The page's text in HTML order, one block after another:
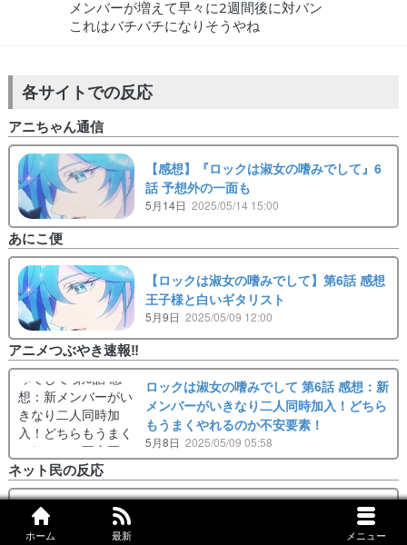
ホーム 最新 メニュー
メンバーが増えて早々に2週間後に対バン
これはバチバチになりそうやね
各サイトでの反応
アニちゃん通信
【感想】『ロックは淑女の嗜みでして』6
話 予想外の一面も
5月14日 2025/05/14 15:00
あにこ便
【ロックは淑女の嗜みでして】第6話 感想
王子様と白いギタリスト
5月9日 2025/05/09 12:00
アニメつぶやき速報‼︎
ロックは淑女の嗜みでして 第6話 感想：新
メンバーがいきなり二人同時加入！どちら
もうまくやれるのか不安要素！
5月8日 2025/05/09 05:58
ネット民の反応
【海外の反応】ロックは淑女の嗜みでして
第6話 「メインキャラが揃った！」「回を